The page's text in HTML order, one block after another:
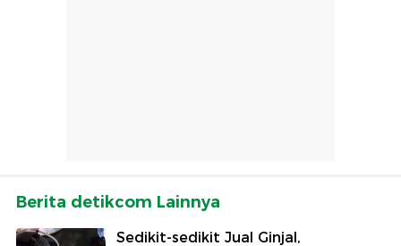
Berita detikcom Lainnya
Sedikit-sedikit Jual Ginjal,